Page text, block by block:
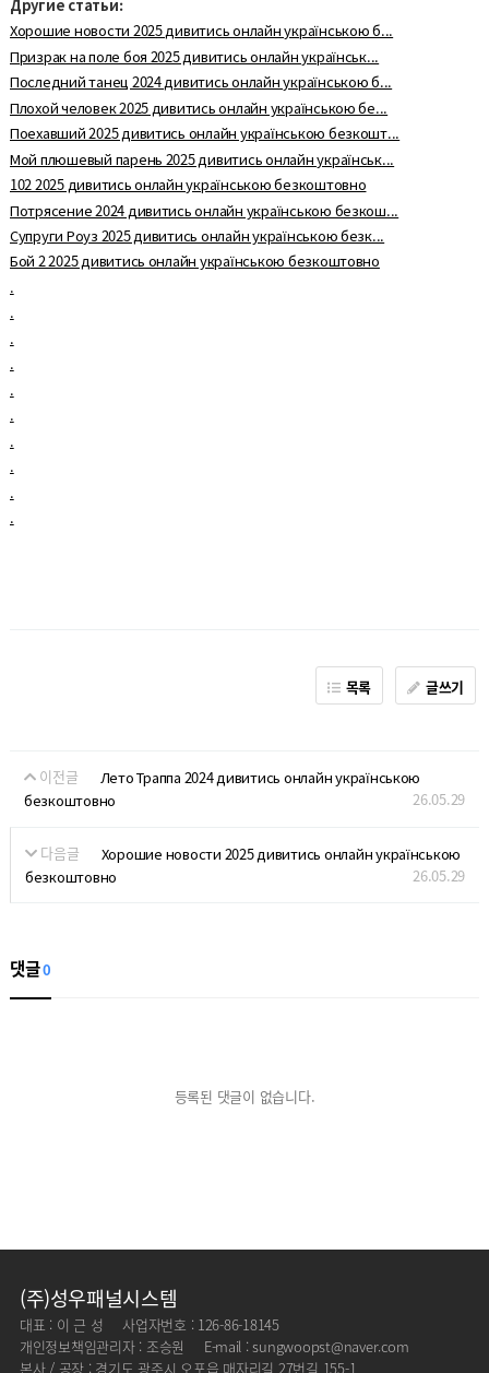
Другие статьи:
Хорошие новости 2025 дивитись онлайн українською б...
Призрак на поле боя 2025 дивитись онлайн українськ...
Последний танец 2024 дивитись онлайн українською б...
Плохой человек 2025 дивитись онлайн українською бе...
Поехавший 2025 дивитись онлайн українською безкошт...
Мой плюшевый парень 2025 дивитись онлайн українськ...
102 2025 дивитись онлайн українською безкоштовно
Потрясение 2024 дивитись онлайн українською безкош...
Супруги Роуз 2025 дивитись онлайн українською безк...
Бой 2 2025 дивитись онлайн українською безкоштовно
.
.
.
.
.
.
.
.
.
.
목록 글쓰기
이전글
Лето Траппа 2024 дивитись онлайн українською
безкоштовно
26.05.29
다음글
Хорошие новости 2025 дивитись онлайн українською
безкоштовно
26.05.29
댓글0
등록된 댓글이 없습니다.
(주)성우패널시스템
대표 : 이 근 성
사업자번호 : 126-86-18145
개인정보책임관리자 : 조승원
E-mail : sungwoopst@naver.com
본사 / 공장 : 경기도 광주시 오포읍 매자리길 27번길 155-1